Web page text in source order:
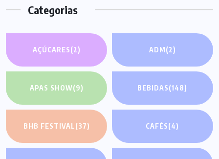
Categorias
AÇÚCARES(2) ADM(2)
APAS SHOW(9) BEBIDAS(148)
BHB FESTIVAL(37) CAFÉS(4)